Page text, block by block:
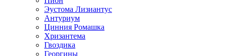
Эустома Лизиантус
Антуриум
Цинния Ромашка
Хризантема
Гвоздика
Георгины